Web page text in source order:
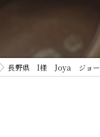
長野県 I様 Joya ジョー